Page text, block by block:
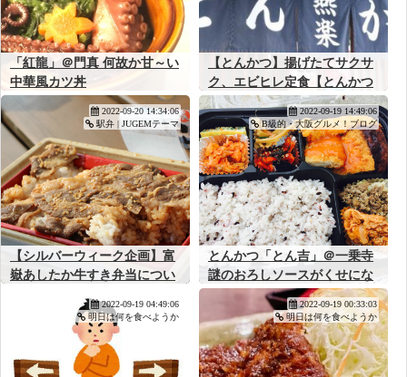
【とんかつ】揚げたてサクサ
ク、エビヒレ定食【とんかつ
燕楽：北柏】
「紅龍」＠門真 何故か甘～い
中華風カツ丼
【シルバーウィーク企画】富
嶽あしたか牛すき弁当につい
2022-09-20 14:34:06
駅弁 | JUGEMテーマ
とんかつ「とん吉」＠一乗寺
謎のおろしソースがくせにな
る人気店
2022-09-19 14:49:06
B級的・大阪グルメ！ブログ
2022-09-19 04:49:06
明日は何を食べようか
2022-09-19 00:33:03
明日は何を食べようか